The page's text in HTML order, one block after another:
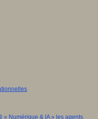
« Numérique & IA » les agents